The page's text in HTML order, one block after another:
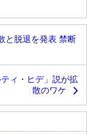
と脱退を発表 禁断
ィ・ヒデ」説が拡
散のワケ